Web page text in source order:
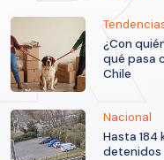
¿Con
qué pasa
Chile
Nacional
Hasta
detenidos